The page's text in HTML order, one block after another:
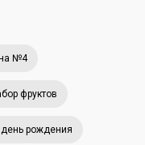
№4
фруктов
рождения